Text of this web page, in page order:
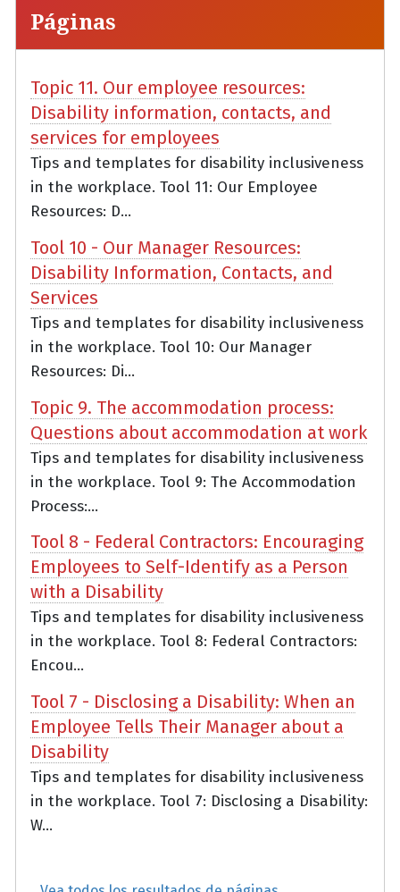
Páginas
Topic 11. Our employee resources:
Disability information, contacts, and
services for employees
Tips and templates for disability inclusiveness
in the workplace. Tool 11: Our Employee
Resources: D...
Tool 10 - Our Manager Resources:
Disability Information, Contacts, and
Services
Tips and templates for disability inclusiveness
in the workplace. Tool 10: Our Manager
Resources: Di...
Topic 9. The accommodation process:
Questions about accommodation at work
Tips and templates for disability inclusiveness
in the workplace. Tool 9: The Accommodation
Process:...
Tool 8 - Federal Contractors: Encouraging
Employees to Self-Identify as a Person
with a Disability
Tips and templates for disability inclusiveness
in the workplace. Tool 8: Federal Contractors:
Encou...
Tool 7 - Disclosing a Disability: When an
Employee Tells Their Manager about a
Disability
Tips and templates for disability inclusiveness
in the workplace. Tool 7: Disclosing a Disability:
W...